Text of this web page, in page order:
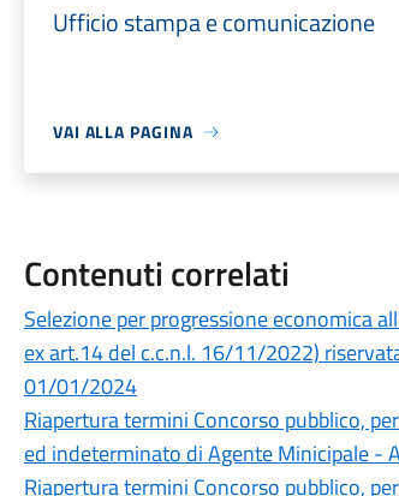
Ufficio stampa e comunicazione
VAI ALLA PAGINA
Contenuti correlati
Selezione per progressione economica
ex art.14 del c.c.n.l. 16/11/2022)
01/01/2024
Riapertura termini Concorso pubblico,
ed indeterminato di Agente Minicipale -
Riapertura termini Concorso pubblico,